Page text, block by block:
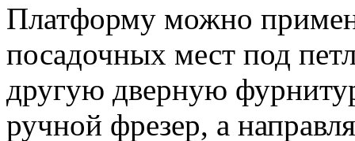
Платформу можно
посадочных мест под
другую дверную
ручной фрезер, а